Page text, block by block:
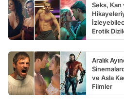
Seks, Kan
Erotik
Aralık
ve Asla
Filmler